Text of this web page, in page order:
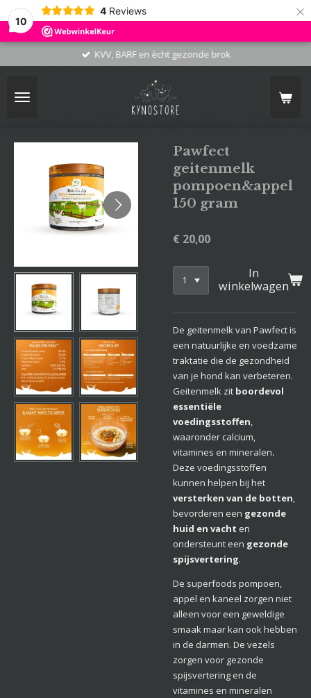
10
4 Reviews ×
KVV, BARF en ècht gezonde brok
Pawfect
geitenmelk
pompoen&appel
150 gram
€ 20,00
In
winkelwagen
De geitenmelk van Pawfect is
een natuurlijke en voedzame
traktatie die de gezondheid
van je hond kan verbeteren.
Geitenmelk zit boordevol
essentiële
voedingsstoffen,
waaronder calcium,
vitamines en mineralen.
Deze voedingsstoffen
kunnen helpen bij het
versterken van de botten,
bevorderen een gezonde
huid en vacht en
ondersteunt een gezonde
spijsvertering.
De superfoods pompoen,
appel en kaneel zorgen niet
alleen voor een geweldige
smaak maar kan ook hebben
in de darmen. De vezels
zorgen voor gezonde
spijsvertering en de
vitamines en mineralen